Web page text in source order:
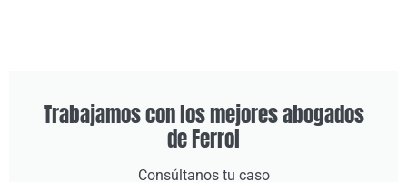
Trabajamos con los mejores abogados
de Ferrol
Consúltanos tu caso